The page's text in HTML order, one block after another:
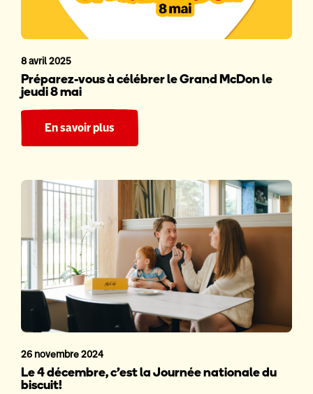
8 avril 2025
Préparez-vous à célébrer le Grand McDon le
jeudi 8 mai
En savoir plus
26 novembre 2024
Le 4 décembre, c’est la Journée nationale du
biscuit!